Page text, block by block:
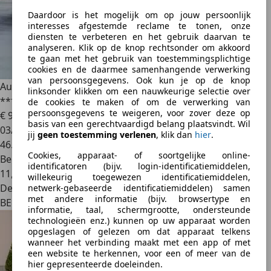
Daardoor is het mogelijk om op jouw persoonlijk
interesses afgestemde reclame te tonen, onze
diensten te verbeteren en het gebruik daarvan te
analyseren. Klik op de knop rechtsonder om akkoord
te gaan met het gebruik van toestemmingsplichtige
cookies en de daarmee samenhangende verwerking
van persoonsgegevens. Ook kun je op de knop
linksonder klikken om een nauwkeurige selectie over
de cookies te maken of om de verwerking van
persoonsgegevens te weigeren, voor zover deze op
basis van een gerechtvaardigd belang plaatsvindt. Wil
jij geen toestemming verlenen, klik dan hier.
Cookies, apparaat- of soortgelijke online-
identificatoren (bijv. login-identificatiemiddelen,
willekeurig toegewezen identificatiemiddelen,
netwerk-gebaseerde identificatiemiddelen) samen
met andere informatie (bijv. browsertype en
informatie, taal, schermgrootte, ondersteunde
technologieën enz.) kunnen op uw apparaat worden
opgeslagen of gelezen om dat apparaat telkens
wanneer het verbinding maakt met een app of met
een website te herkennen, voor een of meer van de
hier gepresenteerde doeleinden.
Audi RS7*** QUATTRO / CERAMIC BRAKES / DRIVE SELECT
***
€ 99.950
03/2020
46.015 km
Benzine
11,4 l/100 km (comb.)
Dealer
BE 8870